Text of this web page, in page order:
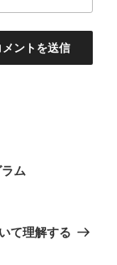
ム
て理解する